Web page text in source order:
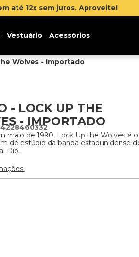
até 12x sem juros. Aproveite!
Vestuário Acessórios
Wolves - Importado
- LOCK UP THE
- IMPORTADO
maio de 1990, Lock Up the Wolves é o
de estúdio da banda estadunidense
Dio.